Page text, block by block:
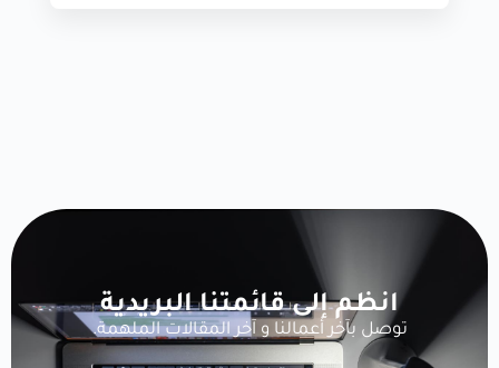
انظم إلى قائمتنا البريدية
توصل بآخر أعمالنا و آخر المقالات الملهمة.